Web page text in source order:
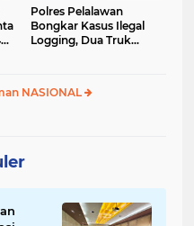
Polres Pelalawan
Bongkar Kasus Ilegal
Logging, Dua Truk
NASIONAL